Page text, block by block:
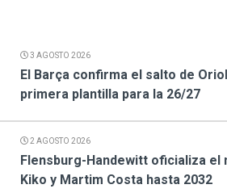
3 AGOSTO 2026
El Barça confirma el salto de
primera plantilla para la 26/27
2 AGOSTO 2026
Flensburg-Handewitt oficializa el
Kiko y Martim Costa hasta 2032